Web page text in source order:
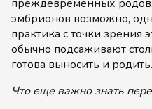
преждевременных
эмбрионов возможно,
практика с точки
обычно подсаживают
готова выносить и родить.
Что еще важно знать